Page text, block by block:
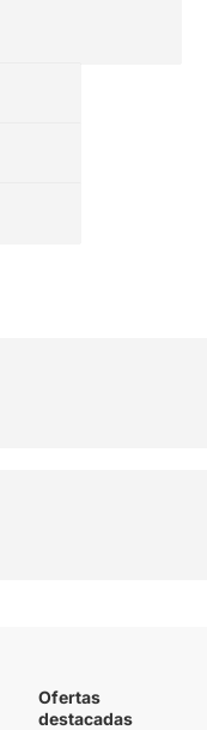
Ofertas
destacadas